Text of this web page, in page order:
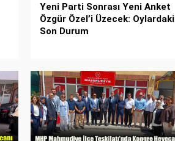
Yeni Parti Sonrası Yeni Anket
Özgür Özel’i Üzecek: Oylardaki
Son Durum